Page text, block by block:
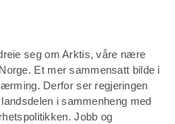
seg om Arktis, våre nære
Et mer sammensatt bilde i
Derfor ser regjeringen
i sammenheng med
Jobb og